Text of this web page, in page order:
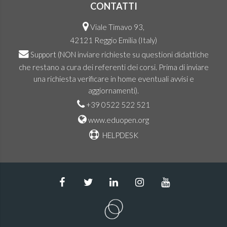
CONTATTI
Viale Timavo 93,
42121 Reggio Emilia (Italy)
Support (NON inviare richieste su questioni didattiche
che restano a cura dei referenti dei corsi. Prima di inviare
una richiesta verificare in home eventuali avvisi e
aggiornamenti).
+39 0522 522 521
www.eduopen.org
HELPDESK